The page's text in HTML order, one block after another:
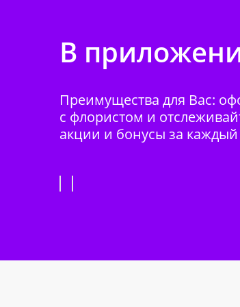
В
Преимущества для Вас:
с флористом и
акции и бонусы за каждый